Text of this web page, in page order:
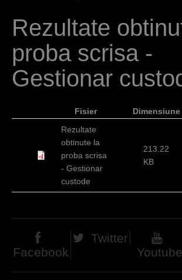
ş
t
i
a
Rezultate
proba scrisa -
Gestionar
Fisier Dimensiune
Rezultate
obtinute la
proba scrisa
- Gestionar
custode
213.22
KB
Facebook
Twitter
Youtube